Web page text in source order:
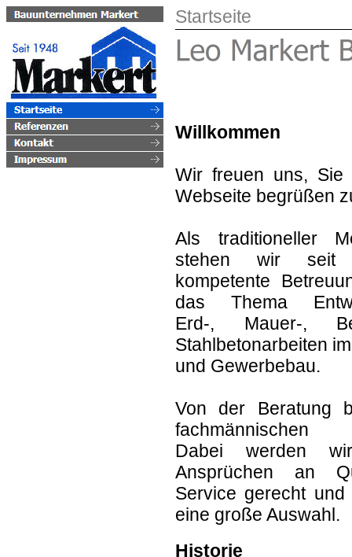
Startseite
Willkommen
Wir freuen uns, Sie
Webseite begrüßen
Als traditioneller
stehen wir seit
kompetente
das Thema
Erd-, Mauer-,
Stahlbetonarbeiten
und Gewerbebau.
Von der Beratung
fachmännischen
Dabei werden
Ansprüchen an
Service gerecht und
eine große Auswahl.
Historie